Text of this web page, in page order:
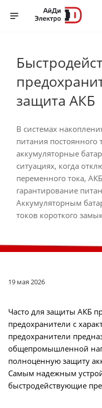
защита АКБ
В системах
питания постоянного
аккумуляторные
ситуациях, когда
переменного тока,
гарантирование
Аккумуляторным
токов короткого
19 мая 2026
Часто для защиты АКБ
предохранители с
предохранители
общепромышленной
полноценную защиту
Самым надежным
быстродействующие